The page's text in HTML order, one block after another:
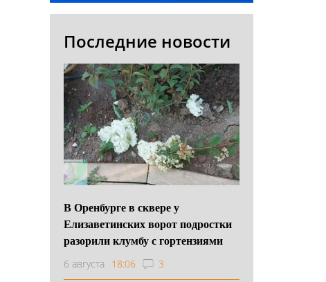
Последние новости
В Оренбурге в сквере у
Елизаветинских ворот подростки
разорили клумбу с гортензиями
6 августа 18:06 3